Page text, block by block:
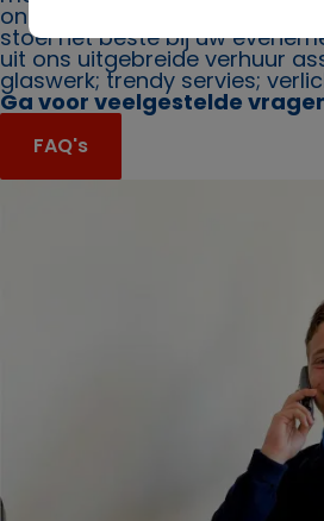
ons. Ook bieden wij u graag
stoel het beste bij uw
uit ons uitgebreide verhuur
glaswerk; trendy servies;
Ga voor veelgestelde
FAQ's